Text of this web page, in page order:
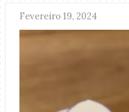
Fevereiro 19, 2024